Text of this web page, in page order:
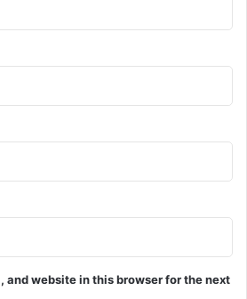
and website in this browser for the next